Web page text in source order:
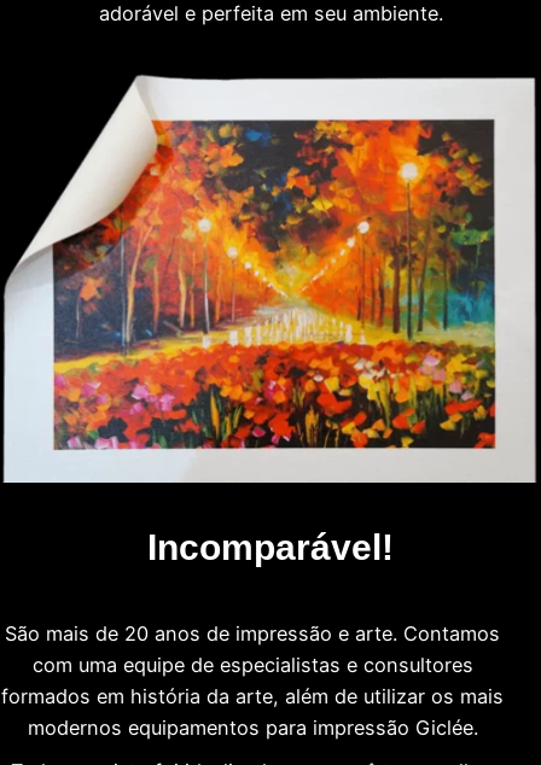
adorável e perfeita em seu ambiente.
Incomparável!
São mais de 20 anos de impressão e arte. Contamos
com uma equipe de especialistas e consultores
formados em história da arte, além de utilizar os mais
modernos equipamentos para impressão Giclée.